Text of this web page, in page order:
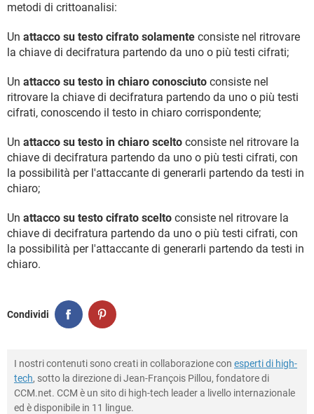
metodi di crittoanalisi:
Un attacco su testo cifrato solamente consiste nel ritrovare
la chiave di decifratura partendo da uno o più testi cifrati;
Un attacco su testo in chiaro conosciuto consiste nel
ritrovare la chiave di decifratura partendo da uno o più testi
cifrati, conoscendo il testo in chiaro corrispondente;
Un attacco su testo in chiaro scelto consiste nel ritrovare la
chiave di decifratura partendo da uno o più testi cifrati, con
la possibilità per l'attaccante di generarli partendo da testi in
chiaro;
Un attacco su testo cifrato scelto consiste nel ritrovare la
chiave di decifratura partendo da uno o più testi cifrati, con
la possibilità per l'attaccante di generarli partendo da testi in
chiaro.
Condividi
I nostri contenuti sono creati in collaborazione con esperti di high-
tech, sotto la direzione di Jean-François Pillou, fondatore di
CCM.net. CCM è un sito di high-tech leader a livello internazionale
ed è disponibile in 11 lingue.